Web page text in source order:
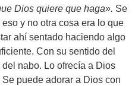
Dios quiere que haga». Se
y no otra cosa era lo que
ahí sentado haciendo algo
Con su sentido del
nabo. Lo ofrecía a Dios
puede adorar a Dios con